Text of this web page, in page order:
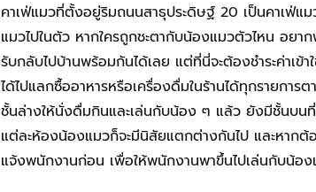
คาเฟ่แมวที่ตั้งอยู่ริมถนนสาธุประดิษฐ์ 20 เป็นคาเฟ่แม
แมวไปในตัว หากใครถูกชะตากับน้องแมวตัวไหน อยา
รับกลับไปบ้านพร้อมกันได้เลย แต่ที่นี่จะต้องชำระค่าเข้
ได้ไปแลกซื้ออาหารหรือเครื่องดื่มในร้านได้ทุกรายการ
ชั้นล่างให้นั่งดื่มกินและเล่นกับน้อง ๆ แล้ว ยังมีชั้นบน
แต่ละห้องน้องแมวก็จะมีนิสัยแตกต่างกันไป และหากต้
แจ้งพนักงานก่อน เพื่อให้พนักงานพาขึ้นไปเล่นกับน้อ